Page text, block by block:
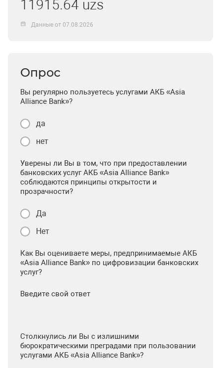
11915.64 uzs
Данные от 07.08.2026
Опрос
Вы регулярно пользуетесь услугами АКБ «Asia
Alliance Bank»?
да
нет
Уверены ли Вы в том, что при предоставлении
банковских услуг АКБ «Asia Alliance Bank»
соблюдаются принципы открытости и
прозрачности?
Да
Нет
Как Вы оцениваете меры, предпринимаемые АКБ
«Asia Alliance Bank» по цифровизации банковских
услуг?
Введите свой ответ
Столкнулись ли Вы с излишними
бюрократическими преградами при пользовании
услугами АКБ «Asia Alliance Bank»?